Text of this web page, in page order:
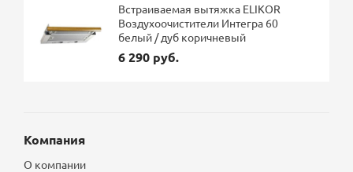
Встраиваемая вытяжка ELIKOR
Воздухоочистители Интегра 60
белый / дуб коричневый
6 290 руб.
Компания
О компании